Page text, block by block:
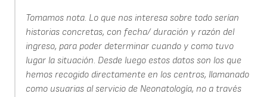
Tomamos nota. Lo que nos interesa sobre todo serían
historias concretas, con fecha/ duración y razón del
ingreso, para poder determinar cuando y como tuvo
lugar la situación. Desde luego estos datos son los que
hemos recogido directamente en los centros, llamanado
como usuarias al servicio de Neonatología, no a través